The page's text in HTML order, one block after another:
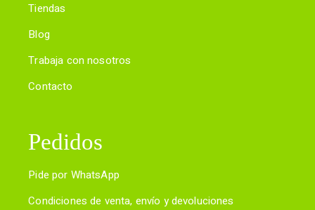
Tiendas
Blog
Trabaja con nosotros
Contacto
Pedidos
Pide por WhatsApp
Condiciones de venta, envío y devoluciones